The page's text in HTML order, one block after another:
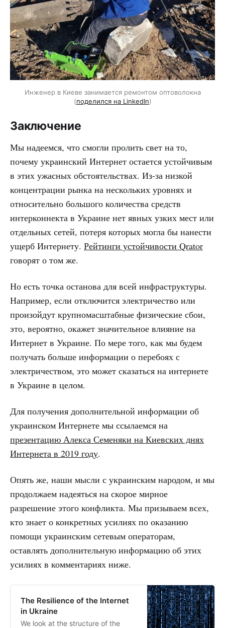
Инженер в Киеве занимается ремонтом оптоволокна
(поделился на LinkedIn)
Заключение
Мы надеемся, что смогли пролить свет на то,
почему украинский Интернет остается устойчивым
в этих ужасных обстоятельствах. Из-за низкой
концентрации рынка на нескольких уровнях и
относительно большого количества средств
интерконнекта в Украине нет явных узких мест или
отдельных сетей, потеря которых могла бы нанести
ущерб Интернету. Рейтинги устойчивости Qrator
говорят о том же.
Но есть точка останова для всей инфраструктуры.
Например, если отключится электричество или
произойдут крупномасштабные физические сбои,
это, вероятно, окажет значительное влияние на
Интернет в Украине. По мере того, как мы будем
получать больше информации о перебоях с
электричеством, это может сказаться на интернете
в Украине в целом.
Для получения дополнительной информации об
украинском Интернете мы ссылаемся на
презентацию Алекса Семеняки на Киевских днях
Интернета в 2019 году.
Опять же, наши мысли с украинским народом, и мы
продолжаем надеяться на скорое мирное
разрешение этого конфликта. Мы призываем всех,
кто знает о конкретных усилиях по оказанию
помощи украинским сетевым операторам,
оставлять дополнительную информацию об этих
усилиях в комментариях ниже.
The Resilience of the Internet
in Ukraine
We look at the structure of the